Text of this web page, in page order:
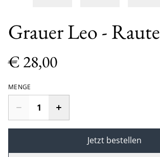
Grauer Leo - Raute
€ 28,00
MENGE
Jetzt bestellen